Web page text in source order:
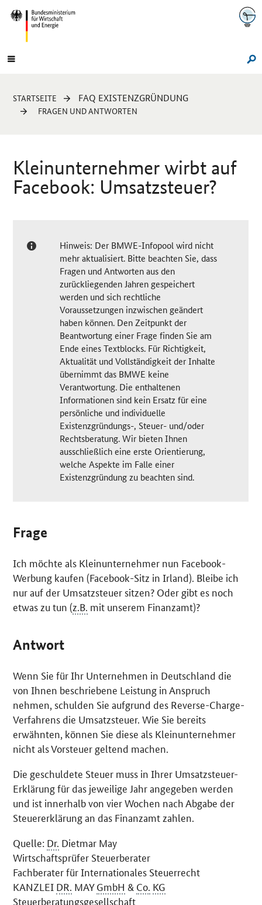
Navigation
Hauptmenü
Sie
sind
STARTSEITE FAQ EXISTENZGRÜNDUNG
FRAGEN UND ANTWORTEN
Kleinunternehmer wirbt auf
Facebook: Umsatzsteuer?
Hinweis: Der BMWE-Infopool wird nicht
mehr aktualisiert. Bitte beachten Sie, dass
Fragen und Antworten aus den
zurückliegenden Jahren gespeichert
werden und sich rechtliche
Voraussetzungen inzwischen geändert
haben können. Den Zeitpunkt der
Beantwortung einer Frage finden Sie am
Ende eines Textblocks. Für Richtigkeit,
Aktualität und Vollständigkeit der Inhalte
übernimmt das BMWE keine
Verantwortung. Die enthaltenen
Informationen sind kein Ersatz für eine
persönliche und individuelle
Existenzgründungs-, Steuer- und/oder
Rechtsberatung. Wir bieten Ihnen
ausschließlich eine erste Orientierung,
welche Aspekte im Falle einer
Existenzgründung zu beachten sind.
Frage
Ich möchte als Kleinunternehmer nun Facebook-
Werbung kaufen (Facebook-Sitz in Irland). Bleibe ich
nur auf der Umsatzsteuer sitzen? Oder gibt es noch
etwas zu tun (z.B. mit unserem Finanzamt)?
Antwort
Wenn Sie für Ihr Unternehmen in Deutschland die
von Ihnen beschriebene Leistung in Anspruch
nehmen, schulden Sie aufgrund des Reverse-Charge-
Verfahrens die Umsatzsteuer. Wie Sie bereits
erwähnten, können Sie diese als Kleinunternehmer
nicht als Vorsteuer geltend machen.
Die geschuldete Steuer muss in Ihrer Umsatzsteuer-
Erklärung für das jeweilige Jahr angegeben werden
und ist innerhalb von vier Wochen nach Abgabe der
Steuererklärung an das Finanzamt zahlen.
Quelle: Dr. Dietmar May
Wirtschaftsprüfer Steuerberater
Fachberater für Internationales Steuerrecht
KANZLEI DR. MAYGmbH & Co. KG
Steuerberatungsgesellschaft